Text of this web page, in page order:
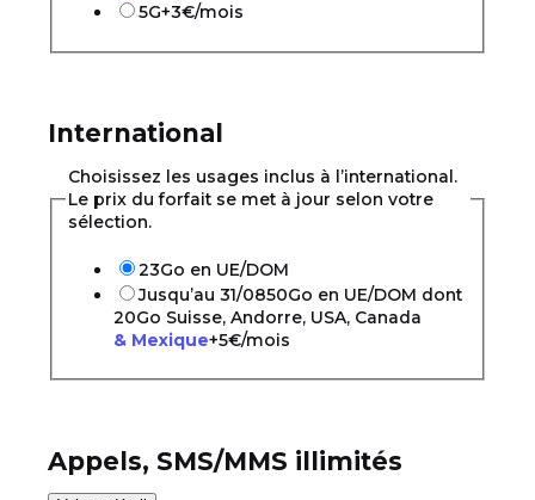
5G+3€/mois
International
Choisissez les usages inclus à l’international.
Le prix du forfait se met à jour selon votre
sélection.
23Go en UE/DOM
Jusqu’au 31/0850Go en UE/DOM dont
20Go Suisse, Andorre, USA, Canada
& Mexique+5€/mois
Appels, SMS/MMS illimités